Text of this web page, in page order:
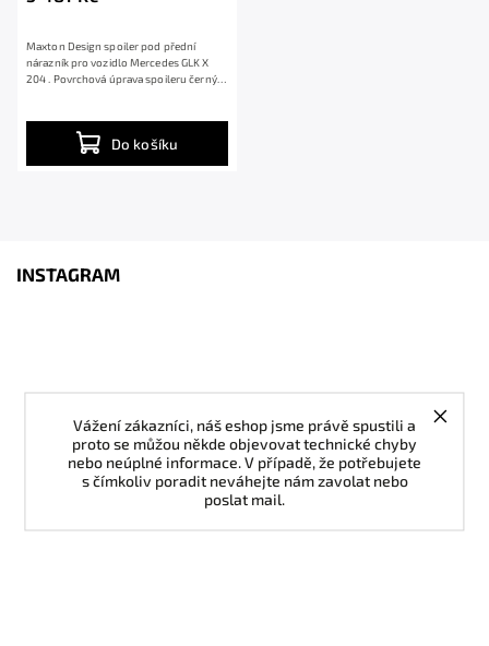
Vážení zákazníci, náš eshop jsme právě spustili a
proto se můžou někde objevovat technické chyby
nebo neúplné informace. V případě, že potřebujete
s čímkoliv poradit neváhejte nám zavolat nebo
poslat mail.
Do košíku
Maxton Design spoiler pod přední
nárazník pro vozidlo Mercedes GLK X
204 . Povrchová úprava spoileru černý
INSTAGRAM